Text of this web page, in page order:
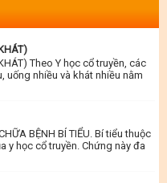
Theo Y học cổ truyền, các
uống nhiều và khát nhiều nằm
BỆNH BÍ TIỂU. Bí tiểu thuộc
y học cổ truyền. Chứng này đa